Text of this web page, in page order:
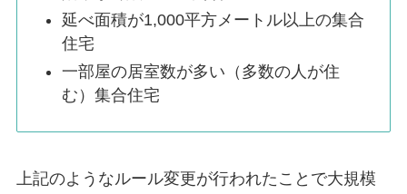
延べ面積が1,000平方メートル以上の集合
住宅
一部屋の居室数が多い（多数の人が住
む）集合住宅
上記のようなルール変更が行われたことで大規模